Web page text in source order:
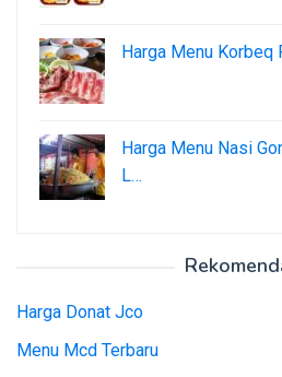
Harga Menu
Harga Menu Nasi
L…
Harga Donat Jco
Menu Mcd Terbaru